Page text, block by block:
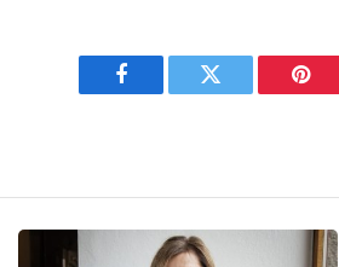
FacebookTwitter